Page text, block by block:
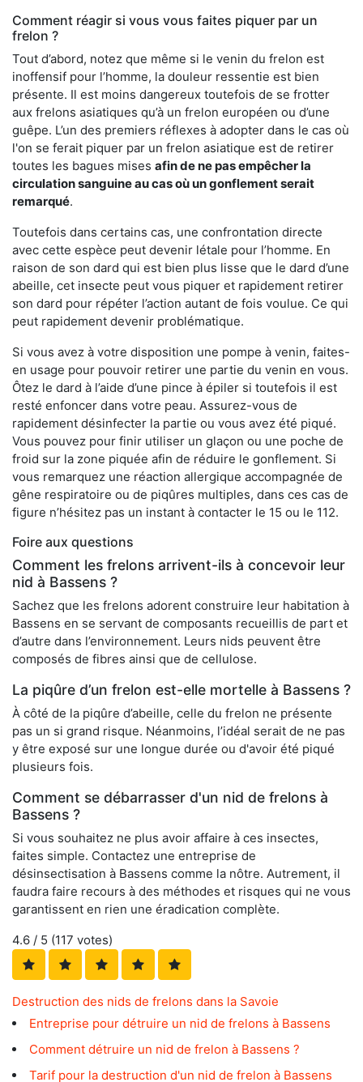
Comment réagir si vous vous faites piquer par un
frelon ?
Tout d’abord, notez que même si le venin du frelon est
inoffensif pour l’homme, la douleur ressentie est bien
présente. Il est moins dangereux toutefois de se frotter
aux frelons asiatiques qu’à un frelon européen ou d’une
guêpe. L’un des premiers réflexes à adopter dans le cas où
l'on se ferait piquer par un frelon asiatique est de retirer
toutes les bagues mises afin de ne pas empêcher la
circulation sanguine au cas où un gonflement serait
remarqué.
Toutefois dans certains cas, une confrontation directe
avec cette espèce peut devenir létale pour l’homme. En
raison de son dard qui est bien plus lisse que le dard d’une
abeille, cet insecte peut vous piquer et rapidement retirer
son dard pour répéter l’action autant de fois voulue. Ce qui
peut rapidement devenir problématique.
Si vous avez à votre disposition une pompe à venin, faites-
en usage pour pouvoir retirer une partie du venin en vous.
Ôtez le dard à l’aide d’une pince à épiler si toutefois il est
resté enfoncer dans votre peau. Assurez-vous de
rapidement désinfecter la partie ou vous avez été piqué.
Vous pouvez pour finir utiliser un glaçon ou une poche de
froid sur la zone piquée afin de réduire le gonflement. Si
vous remarquez une réaction allergique accompagnée de
gêne respiratoire ou de piqûres multiples, dans ces cas de
figure n’hésitez pas un instant à contacter le 15 ou le 112.
Foire aux questions
Comment les frelons arrivent-ils à concevoir leur
nid à Bassens ?
Sachez que les frelons adorent construire leur habitation à
Bassens en se servant de composants recueillis de part et
d’autre dans l’environnement. Leurs nids peuvent être
composés de fibres ainsi que de cellulose.
La piqûre d’un frelon est-elle mortelle à Bassens ?
À côté de la piqûre d’abeille, celle du frelon ne présente
pas un si grand risque. Néanmoins, l’idéal serait de ne pas
y être exposé sur une longue durée ou d'avoir été piqué
plusieurs fois.
Comment se débarrasser d'un nid de frelons à
Bassens ?
Si vous souhaitez ne plus avoir affaire à ces insectes,
faites simple. Contactez une entreprise de
désinsectisation à Bassens comme la nôtre. Autrement, il
faudra faire recours à des méthodes et risques qui ne vous
garantissent en rien une éradication complète.
4.6 / 5 (117 votes)
Destruction des nids de frelons dans la Savoie
Entreprise pour détruire un nid de frelons à Bassens
Comment détruire un nid de frelon à Bassens ?
Tarif pour la destruction d'un nid de frelon à Bassens